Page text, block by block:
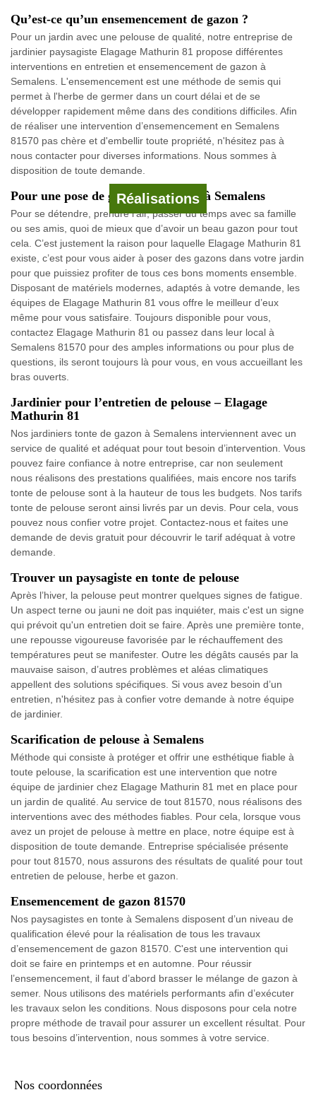
Réalisations
Qu’est-ce qu’un ensemencement de gazon ?
Pour un jardin avec une pelouse de qualité, notre entreprise de
jardinier paysagiste Elagage Mathurin 81 propose différentes
interventions en entretien et ensemencement de gazon à
Semalens. L'ensemencement est une méthode de semis qui
permet à l'herbe de germer dans un court délai et de se
développer rapidement même dans des conditions difficiles. Afin
de réaliser une intervention d’ensemencement en Semalens
81570 pas chère et d'embellir toute propriété, n'hésitez pas à
nous contacter pour diverses informations. Nous sommes à
disposition de toute demande.
Pour une pose de gazon en rouleau à Semalens
Pour se détendre, prendre l’air, passer du temps avec sa famille
ou ses amis, quoi de mieux que d’avoir un beau gazon pour tout
cela. C’est justement la raison pour laquelle Elagage Mathurin 81
existe, c’est pour vous aider à poser des gazons dans votre jardin
pour que puissiez profiter de tous ces bons moments ensemble.
Disposant de matériels modernes, adaptés à votre demande, les
équipes de Elagage Mathurin 81 vous offre le meilleur d’eux
même pour vous satisfaire. Toujours disponible pour vous,
contactez Elagage Mathurin 81 ou passez dans leur local à
Semalens 81570 pour des amples informations ou pour plus de
questions, ils seront toujours là pour vous, en vous accueillant les
bras ouverts.
Jardinier pour l’entretien de pelouse – Elagage
Mathurin 81
Nos jardiniers tonte de gazon à Semalens interviennent avec un
service de qualité et adéquat pour tout besoin d’intervention. Vous
pouvez faire confiance à notre entreprise, car non seulement
nous réalisons des prestations qualifiées, mais encore nos tarifs
tonte de pelouse sont à la hauteur de tous les budgets. Nos tarifs
tonte de pelouse seront ainsi livrés par un devis. Pour cela, vous
pouvez nous confier votre projet. Contactez-nous et faites une
demande de devis gratuit pour découvrir le tarif adéquat à votre
demande.
Trouver un paysagiste en tonte de pelouse
Après l’hiver, la pelouse peut montrer quelques signes de fatigue.
Un aspect terne ou jauni ne doit pas inquiéter, mais c'est un signe
qui prévoit qu'un entretien doit se faire. Après une première tonte,
une repousse vigoureuse favorisée par le réchauffement des
températures peut se manifester. Outre les dégâts causés par la
mauvaise saison, d’autres problèmes et aléas climatiques
appellent des solutions spécifiques. Si vous avez besoin d’un
entretien, n'hésitez pas à confier votre demande à notre équipe
de jardinier.
Scarification de pelouse à Semalens
Méthode qui consiste à protéger et offrir une esthétique fiable à
toute pelouse, la scarification est une intervention que notre
équipe de jardinier chez Elagage Mathurin 81 met en place pour
un jardin de qualité. Au service de tout 81570, nous réalisons des
interventions avec des méthodes fiables. Pour cela, lorsque vous
avez un projet de pelouse à mettre en place, notre équipe est à
disposition de toute demande. Entreprise spécialisée présente
pour tout 81570, nous assurons des résultats de qualité pour tout
entretien de pelouse, herbe et gazon.
Ensemencement de gazon 81570
Nos paysagistes en tonte à Semalens disposent d’un niveau de
qualification élevé pour la réalisation de tous les travaux
d’ensemencement de gazon 81570. C'est une intervention qui
doit se faire en printemps et en automne. Pour réussir
l’ensemencement, il faut d’abord brasser le mélange de gazon à
semer. Nous utilisons des matériels performants afin d’exécuter
les travaux selon les conditions. Nous disposons pour cela notre
propre méthode de travail pour assurer un excellent résultat. Pour
tous besoins d’intervention, nous sommes à votre service.
Nos coordonnées